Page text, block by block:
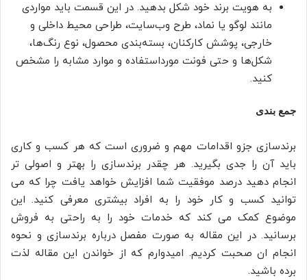
به هویت برند خود شکل بدهید. در این قسمت باید مواردی
مانند لوگو یا نماد، طرح وب‌سایت، طراحی محیط داخلی و
خارجی، پوشش کارکنان، بسته‌بندی محصول، نوع رنگ‌ها،
شکل‌ها و حتی فونت مورداستفاده و موارد مشابه را مشخص
کنید.
جمع بندی
برندسازی جزو اقدامات مهم و ضروری است که هر کسب و کاری
باید آن را جدی بگیرید. هر چقدر برندسازی را بهتر و اصولی تر
انجام دهید درصد موفقیت شما افزایش خواهد یافت چرا که می
توانید کسب و کار خود را به افراد بیشتری معرفی کنید. این
موضوع کمک می کند که خدمات خود را به راحتی به فروش
برسانید. در این مقاله به صورت مفصل درباره برندسازی و نحوه
انجام ان صحبت کردیم. امیدوارم که از خواندن این مقاله لذت
برده باشید.